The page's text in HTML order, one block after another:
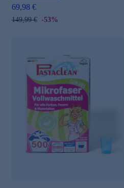
69,98 €
149,99 € -53%